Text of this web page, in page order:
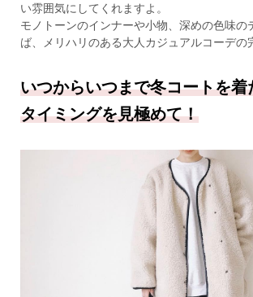
い雰囲気にしてくれますよ。
モノトーンのインナーや小物、深めの色味の
ば、メリハリのある大人カジュアルコーデの
いつからいつまで冬コートを着
タイミングを見極めて！